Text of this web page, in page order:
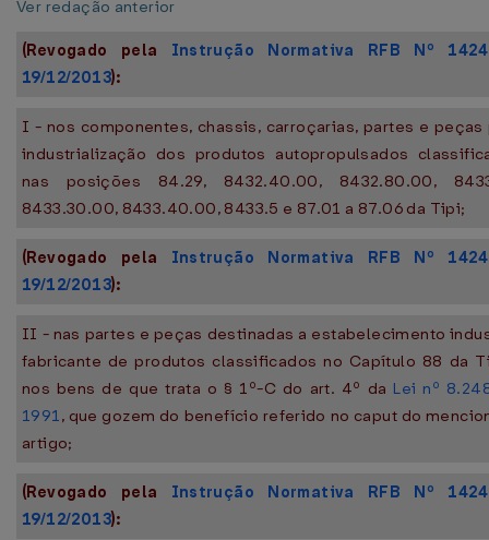
Ver redação anterior
(Revogado pela Instrução Normativa RFB Nº
19/12/2013):
I - nos componentes, chassis, carroçarias, partes e peças
industrialização dos produtos autopropulsados
nas posições 84.29, 8432.40.00, 8432.80.00,
8433.30.00, 8433.40.00, 8433.5 e 87.01 a 87.06 da Tipi;
(Revogado pela Instrução Normativa RFB Nº
19/12/2013):
II - nas partes e peças destinadas a estabelecimento
fabricante de produtos classificados no Capítulo 88 da
nos bens de que trata o § 1º-C do art. 4º da Lei nº
1991, que gozem do benefício referido no caput do
artigo;
(Revogado pela Instrução Normativa RFB Nº
19/12/2013):